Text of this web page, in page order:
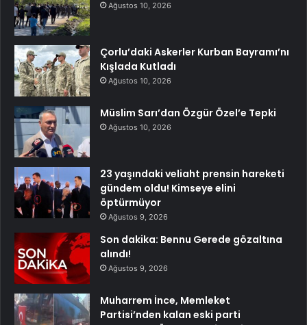
Ağustos 10, 2026
Çorlu’daki Askerler Kurban Bayramı’nı
Kışlada Kutladı
Ağustos 10, 2026
Müslim Sarı’dan Özgür Özel’e Tepki
Ağustos 10, 2026
23 yaşındaki veliaht prensin hareketi
gündem oldu! Kimseye elini
öptürmüyor
Ağustos 9, 2026
Son dakika: Bennu Gerede gözaltına
alındı!
Ağustos 9, 2026
Muharrem İnce, Memleket
Partisi’nden kalan eski parti